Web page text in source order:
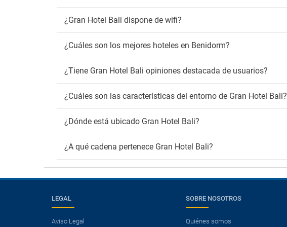
¿Gran Hotel Bali dispone de wifi?
¿Cuáles son los mejores hoteles en Benidorm?
¿Tiene Gran Hotel Bali opiniones destacada de usuarios?
¿Cuáles son las características del entorno de Gran Hotel Bali?
¿Dónde está ubicado Gran Hotel Bali?
¿A qué cadena pertenece Gran Hotel Bali?
¿Necesitas un vuelo?
LEGAL
Aviso Legal
SOBRE NOSOTROS
Quiénes somos